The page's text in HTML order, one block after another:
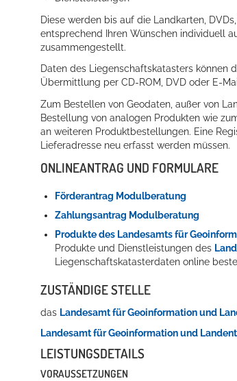
Diese werden bis auf die Landkarten,
entsprechend Ihren Wünschen individuell
zusammengestellt.
Daten des Liegenschaftskatasters können
Übermittlung per CD-ROM, DVD oder E-
Zum Bestellen von Geodaten, außer von
Bestellung von analogen Produkten wie
an weiteren Produktbestellungen. Eine
Lieferadresse neu erfasst werden müssen.
ONLINEANTRAG UND FORMULARE
Förderantrag Modulberatung
Zahlungsantrag Modulberatung
Produkte des Landesamts für
Produkte und Dienstleistungen des
Liegenschaftskatasterdaten online
ZUSTÄNDIGE STELLE
das Landesamt für Geoinformation und
Landesamt für Geoinformation und
LEISTUNGSDETAILS
VORAUSSETZUNGEN